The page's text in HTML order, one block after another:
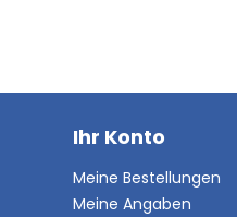
Ihr Konto
Meine Bestellungen
Meine Angaben